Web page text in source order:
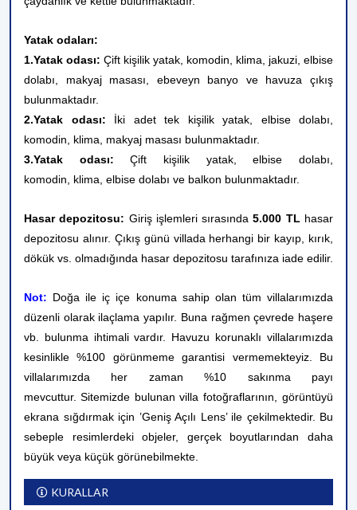
Yatak odaları:
1.Yatak odası: Çift kişilik yatak, komodin, klima, jakuzi, elbise
dolabı, makyaj masası, ebeveyn banyo ve havuza çıkış
bulunmaktadır.
2.Yatak odası: İki adet tek kişilik yatak, elbise dolabı,
komodin, klima, makyaj masası bulunmaktadır.
3.Yatak odası:Çift kişilik yatak, elbise dolabı,
komodin, klima, elbise dolabı ve balkon bulunmaktadır.
Hasar depozitosu: Giriş işlemleri sırasında5.000 TL hasar
depozitosu alınır. Çıkış günü villada herhangi bir kayıp, kırık,
dökük vs. olmadığında hasar depozitosu tarafınıza iade edilir.
Not: Doğa ile iç içe konuma sahip olan tüm villalarımızda
düzenli olarak ilaçlama yapılır. Buna rağmen çevrede haşere
vb. bulunma ihtimali vardır. Havuzu korunaklı villalarımızda
kesinlikle %100 görünmeme garantisi vermemekteyiz. Bu
villalarımızda her zaman %10 sakınma payı
mevcuttur. Sitemizde bulunan villa fotoğraflarının, görüntüyü
ekrana sığdırmak için ’Geniş Açılı Lens’ ile çekilmektedir. Bu
sebeple resimlerdeki objeler, gerçek boyutlarından daha
büyük veya küçük görünebilmekte.
KURALLAR